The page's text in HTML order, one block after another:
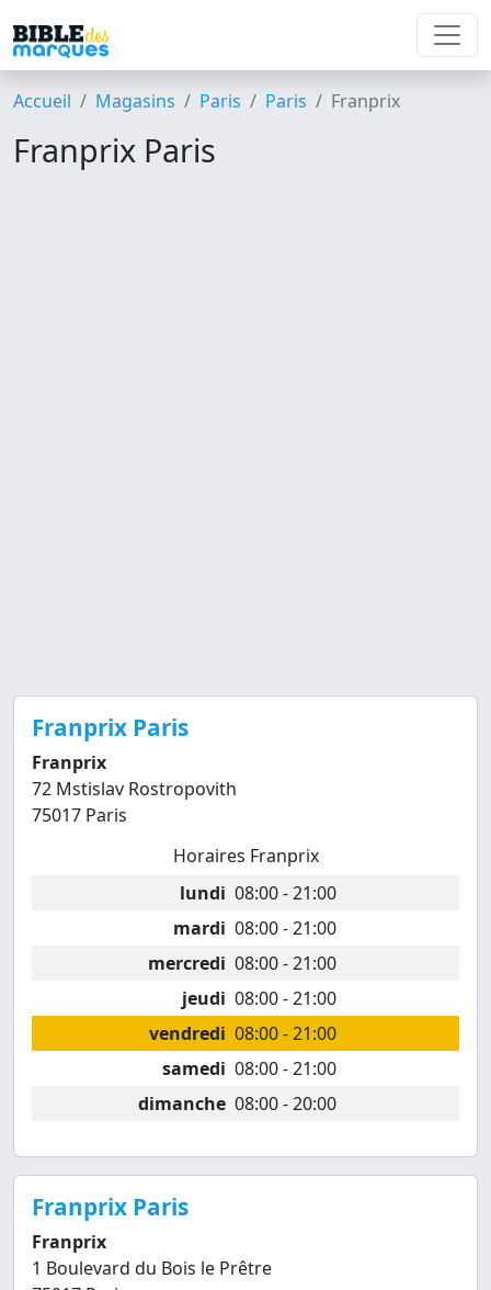
Accueil Magasins Paris Paris Franprix
Franprix Paris
Franprix Paris
Franprix
72 Mstislav Rostropovith
75017 Paris
Horaires Franprix
lundi 08:00 - 21:00
mardi 08:00 - 21:00
mercredi 08:00 - 21:00
jeudi 08:00 - 21:00
vendredi 08:00 - 21:00
samedi 08:00 - 21:00
dimanche 08:00 - 20:00
Franprix Paris
Franprix
1 Boulevard du Bois le Prêtre